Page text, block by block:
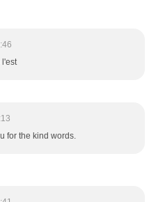
l'est
for the kind words.